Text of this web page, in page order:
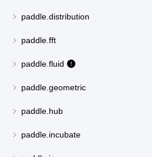
paddle.distribution
paddle.fft
paddle.fluid
paddle.geometric
paddle.hub
paddle.incubate